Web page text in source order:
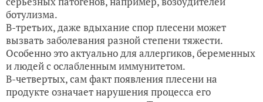
ботулизма.
В-третьих, даже вдыхание спор плесени может
вызвать заболевания разной степени тяжести.
Особенно это актуально для аллергиков, беременных
и людей с ослабленным иммунитетом.
В-четвертых, сам факт появления плесени на
продукте означает нарушения процесса его